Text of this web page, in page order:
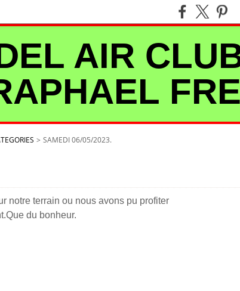
AIR
> SAMEDI 06/05/2023.
notre terrain ou nous avons pu profiter
du bonheur.